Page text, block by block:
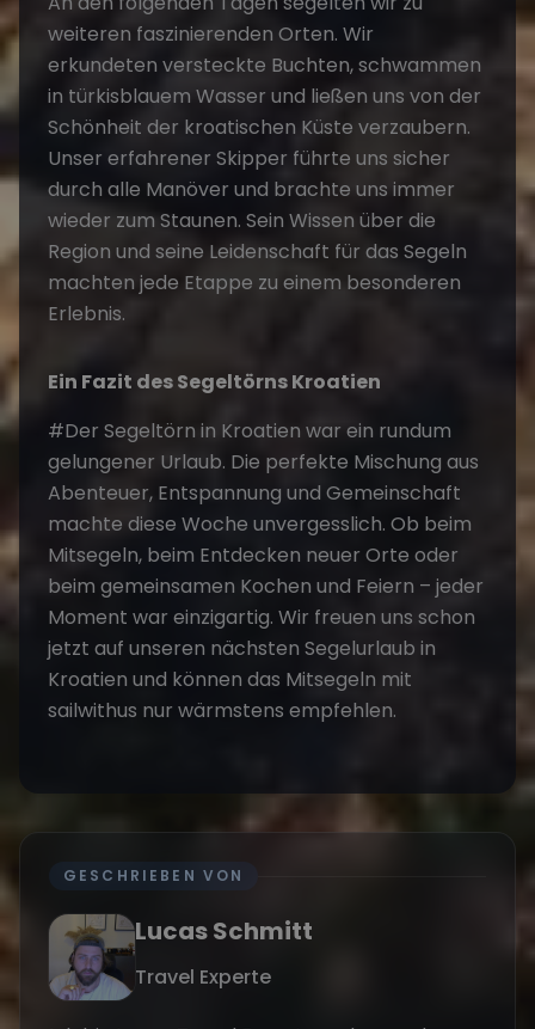
weiteren faszinierenden Orten. Wir
erkundeten versteckte Buchten, schwammen
in türkisblauem Wasser und ließen uns von der
Schönheit der kroatischen Küste verzaubern.
Unser erfahrener Skipper führte uns sicher
durch alle Manöver und brachte uns immer
wieder zum Staunen. Sein Wissen über die
Region und seine Leidenschaft für das Segeln
machten jede Etappe zu einem besonderen
Erlebnis.
Ein Fazit desSegeltörns Kroatien
#Der Segeltörn in Kroatien war ein rundum
gelungener Urlaub. Die perfekte Mischung aus
Abenteuer, Entspannung und Gemeinschaft
machte diese Woche unvergesslich. Ob beim
Mitsegeln, beim Entdecken neuer Orte oder
beim gemeinsamen Kochen und Feiern – jeder
Moment war einzigartig. Wir freuen uns schon
jetzt auf unseren nächsten Segelurlaub in
Kroatien und können das Mitsegeln mit
sailwithus nur wärmstens empfehlen.
GESCHRIEBEN VON
Lucas Schmitt
Travel Experte